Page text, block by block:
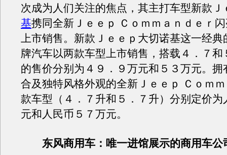
次成为人们关注的焦点，其主打车型新款Ｊ
基携同全新Ｊｅｅｐ Ｃｏｍｍａｎｄｅｒ
上市销售。新款Ｊｅｅｐ大切诺基这一经典
牌汽车以两款车型上市销售，搭载４．７和
的售价分别为４９．９万元和５３万元。拥
合及独特风格外观的全新Ｊｅｅｐ Ｃｏｍ
款车型（４．７升和５．７升）分别定价为
元和人民币５７万元。
东风商用车：唯一进馆展示的商用车公